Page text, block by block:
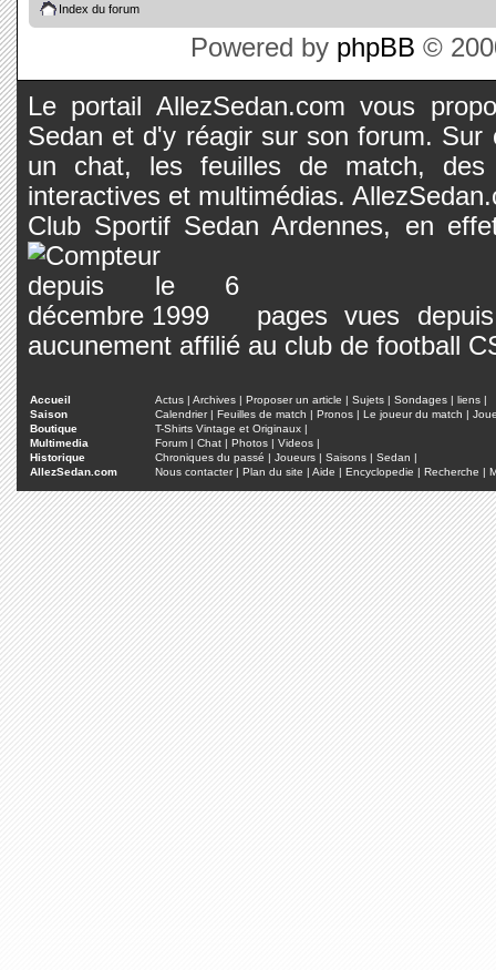
Index du forum
Powered by phpBB ©
Le portail AllezSedan.com vous
Sedan et d'y réagir sur son forum.
un chat, les feuilles de match, des
interactives et multimédias.
Club Sportif Sedan Ardennes, en
pages vues
aucunement affilié au club de football
Accueil Actus | Archives | Proposer un article | Sujets | Sondages | liens |
Saison
Calendrier| Feuilles de match | Pronos | Le joueur du match |
Boutique
T-Shirts Vintage et Originaux |
Multimedia
Forum | Chat | Photos | Videos |
Historique
Chroniques du passé | Joueurs | Saisons | Sedan |
AllezSedan.com
Nous contacter| Plan du site | Aide | Encyclopedie | Recherche |